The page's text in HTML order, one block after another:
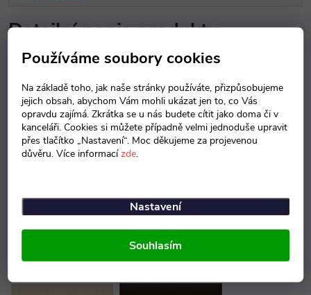
Používáme soubory cookies
Na základě toho, jak naše stránky používáte, přizpůsobujeme
jejich obsah, abychom Vám mohli ukázat jen to, co Vás
opravdu zajímá. Zkrátka se u nás budete cítit jako doma či v
kanceláři. Cookies si můžete případně velmi jednoduše upravit
přes tlačítko „Nastavení“. Moc děkujeme za projevenou
důvěru. Více informacízde.
Nastavení
Souhlasím
Detailní popis produktu
Kancelářské skříně se vyrábí z dřevotřískové desky o síle 18 mm v
šedé barvě. Záda skříní jsou z sololitu o tloušťce 3 mm. Police o síle
18 mm jsou v šedé barvě, výšku je možné regulovat. Dveře tl. 18
mm s hranou ABS dle zvoleného dezénu. Skříně se instalují na
soklové nožičky s možností rektifikace max 15 mm. Skříně je možno
doplnit horními obkladovými deskami v barvě dveří
Dekory dřeva